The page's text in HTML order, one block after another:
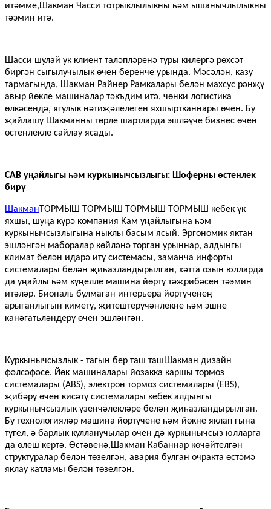
итәмме,Шакман Часси тотрыклылыкны һәм ышанычлылыкны
тәэмин итә.
Шасси шулай ук ​​клиент таләпләренә туры килергә рөхсәт
биргән сыгылучылык өчен беренче урында. Мәсәлән, казу
тармагында, Шакман Райнер Рамкалары белән махсус рәнҗү
авыр йөкле машиналар тәкъдим итә, чөнки логистика
өлкәсендә, ягулык нәтиҗәлелеген яхшыртканнары өчен. Бу
җайлашу Шакманны төрле шартларда эшләүче бизнес өчен
өстенлекле сайлау ясады.
CAB уңайлыгы һәм куркынычсызлыгы: Шоферны өстенлек
бирү
ШакманТОРМЫШ ТОРМЫШ ТОРМЫШ ТОРМЫШ кебек үк
яхшы, шуңа күрә компания Кам уңайлыгына һәм
куркынычсызлыгына ныклы басым ясый. Эргономик яктан
эшләнгән маборалар көйләнә торган урыннар, алдынгы
климат белән идарә итү системасы, заманча инфорты
системалары белән җиһазландырылган, хәтта озын юлларда
да уңайлы һәм күңелле машина йөртү тәҗрибәсен тәэмин
итәләр. Биональ булмаган интерьера йөртүченең
арыганлыгын киметү, җитештерүчәнлекне һәм эшне
канәгатьләндерү өчен эшләнгән.
Куркынычсызлык - тагын бер таш ташШакман дизайн
фәлсәфәсе. Йөк машиналары йозакка каршы тормоз
системалары (ABS), электрон тормоз системалары (EBS),
җибәрү өчен кисәтү системалары кебек алдынгы
куркынычсызлык үзенчәлекләре белән җиһазландырылган.
Бу технологияләр машина йөртүчене һәм йөкне яклап гына
түгел, ә барлык кулланучылар өчен дә куркынычсыз юлларга
да өлеш кертә. Өстәвенә,Шакман Кабаннар көчәйтелгән
структуралар белән төзелгән, авария булган очракта өстәмә
яклау катламы белән төзелгән.